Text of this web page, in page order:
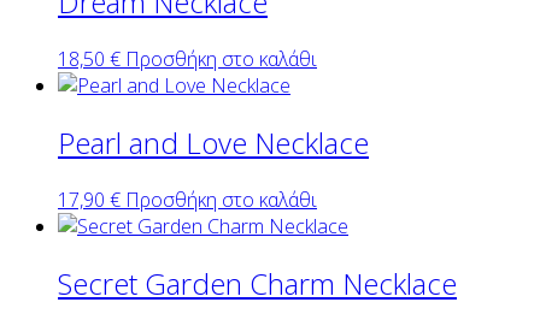
18,50 € Προσθήκη στο καλάθι
Pearl and Love Necklace
17,90 € Προσθήκη στο καλάθι
Secret Garden Charm Necklace